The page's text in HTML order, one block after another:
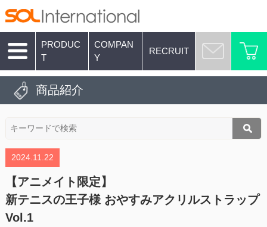
PRODUC
T
COMPAN
Y
RECRUIT
商品紹介
2024.11.22
【アニメイト限定】
新テニスの王子様 おやすみアクリルストラップ
Vol.1